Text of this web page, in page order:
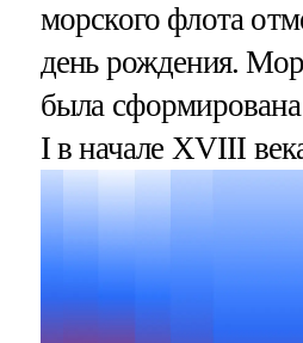
морского флота
день рождения.
была
I в начале XVIII